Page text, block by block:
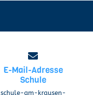
E-Mail-Adresse
Schule
schule-am-krausen-